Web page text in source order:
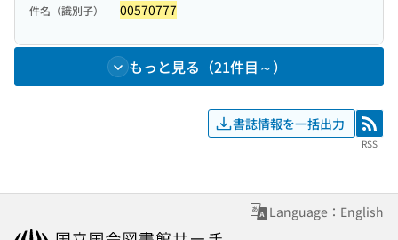
件名（識別子） 00570777
もっと見る（21件目～）
書誌情報を一括出力 RSS
RSS
Language：English